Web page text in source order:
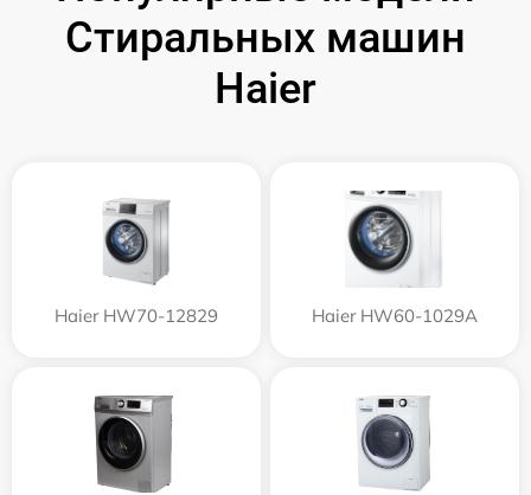
Стиральных машин
Haier
Haier HW70-12829 Haier HW60-1029A